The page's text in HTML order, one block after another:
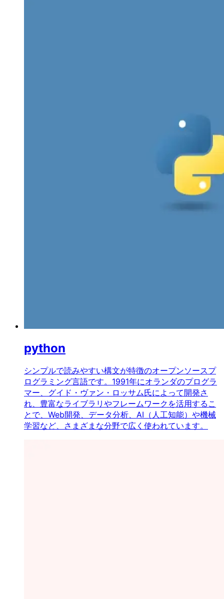
python
シンプルで読みやすい構文が特徴のオープンソースプ
ログラミング言語です。1991年にオランダのプログラ
マー、グイド・ヴァン・ロッサム氏によって開発さ
れ、豊富なライブラリやフレームワークを活用するこ
とで、Web開発、データ分析、AI（人工知能）や機械
学習など、さまざまな分野で広く使われています。